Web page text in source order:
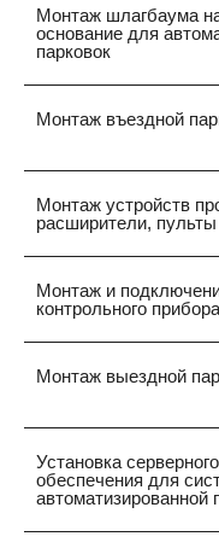
контролировать
свободных мест,
связь между ними.
Автоматическое
блокировки
перекрытия
Монтаж шлагбаума
основание для
парковок
Монтаж въездной
Монтаж устройств
расширители,
Монтаж и
контрольного прибора
Монтаж выездной
Установка
обеспечения для
автоматизированной